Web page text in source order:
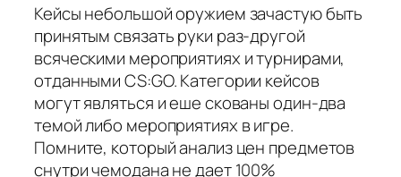
Кейсы небольшой оружием зачастую быть
принятым связать руки раз-другой
всяческими мероприятиях и турнирами,
отданными CS:GO. Категории кейсов
могут являться и еше скованы один-два
темой либо мероприятиях в игре.
Помните, который анализ цен предметов
снутри чемодана не дает 100%